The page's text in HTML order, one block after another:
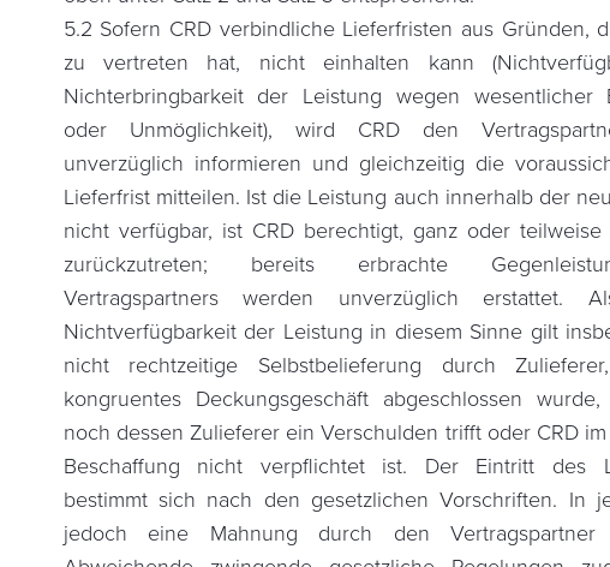
5.2 Sofern CRD verbindliche Lieferfristen aus Gründen,
zu vertreten hat, nicht einhalten kann
Nichterbringbarkeit der Leistung wegen wesentlicher
oder Unmöglichkeit), wird CRD den
unverzüglich informieren und gleichzeitig die
Lieferfrist mitteilen. Ist die Leistung auch innerhalb der
nicht verfügbar, ist CRD berechtigt, ganz oder teilweise
zurückzutreten; bereits erbrachte
Vertragspartners werden unverzüglich erstattet.
Nichtverfügbarkeit der Leistung in diesem Sinne gilt
nicht rechtzeitige Selbstbelieferung durch
kongruentes Deckungsgeschäft abgeschlossen
noch dessen Zulieferer ein Verschulden trifft oder CRD
Beschaffung nicht verpflichtet ist. Der Eintritt des
bestimmt sich nach den gesetzlichen Vorschriften. In
jedoch eine Mahnung durch den Vertragspartner